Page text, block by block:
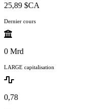
25,89 $CA
Dernier cours
0 Mrd
LARGE capitalisation
0,78